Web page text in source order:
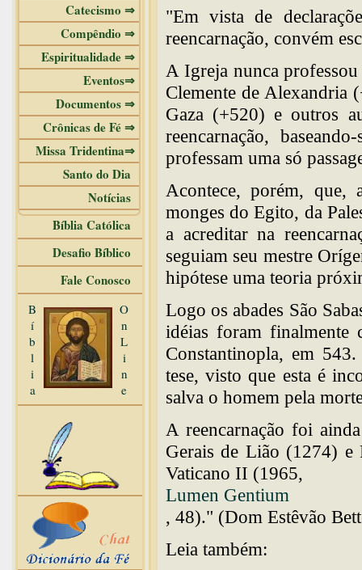
Catecismo ⇒
Compêndio ⇒
Espiritualidade ⇒
Eventos⇒
Documentos ⇒
Crônicas de Fé ⇒
Missa Tridentina⇒
Santo do Dia
Notícias
Bíblia Católica
Desafio Bíblico
Fale Conosco
B
í
b
l
i
a
O
n
L
i
n
e
"Em vista de
reencarnação, convém
A Igreja nunca
Clemente de Alexandria
Gaza (+520) e outros
reencarnação,
professam uma só
Acontece, porém,
monges do Egito, da
a acreditar na
seguiam seu mestre
hipótese uma teoria
Logo os abades São
idéias foram finalmente
Constantinopla, em
tese, visto que esta é
salva o homem pela
A reencarnação foi
Gerais de Lião (1274) e
Vaticano II (1965,
Lumen Gentium
, 48)." (Dom Estêvão
Leia também: